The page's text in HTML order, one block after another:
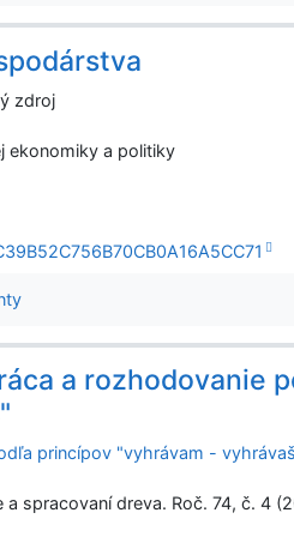
zdroj
ekonomiky a politiky
a rozhodovanie
princípov "vyhrávam -
spracovaní dreva. Roč. 74, č. 4